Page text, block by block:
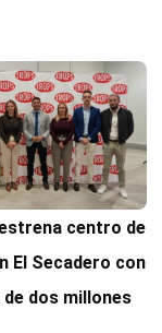
centro de
El Secadero con
dos millones